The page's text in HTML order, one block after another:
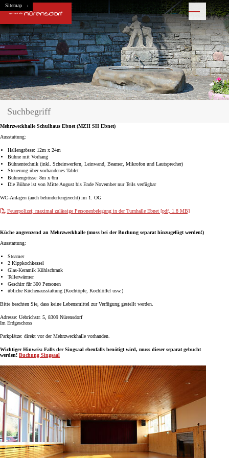
Navigieren in Nürensdorf
Schnellnavigation
Home
Navigation
Inhalt
Suche
Sitemap Hauptnavigation
Mehrzweckhalle Schulhaus Ebnet (MZH SH Ebnet)
Ausstattung:
Hallengrösse: 12m x 24m
Bühne mit Vorhang
Bühnentechnik (inkl. Scheinwerfern, Leinwand, Beamer, Mikrofon und Lautsprecher)
Steuerung über vorhandenes Tablet
Bühnengrösse: 8m x 6m
Die Bühne ist von Mitte August bis Ende November nur Teils verfügbar
WC-Anlagen (auch behindertengerecht) im 1. OG
Feuerpolizei; maximal zulässige Personenbelegung in der Turnhalle Ebnet [pdf, 1.8 MB]
Küche angrenzend an Mehrzweckhalle (muss bei der Buchung separat hinzugefügt werden!)
Ausstattung:
Steamer
2 Kippkochkessel
Glas-Keramik Kühlschrank
Tellerwärmer
Geschirr für 300 Personen
übliche Küchenausstattung (Kochtöpfe, Kochlöffel usw.)
Bitte beachten Sie, dass keine Lebensmittel zur Verfügung gestellt werden.
Adresse: Uebrichstr. 5, 8309 Nürensdorf
Im Erdgeschoss
Parkplätze: direkt vor der Mehrzweckhalle vorhanden.
Wichtiger Hinweis: Falls der Singsaal ebenfalls benötigt wird, muss dieser separat gebucht
werden! Buchung Singsaal